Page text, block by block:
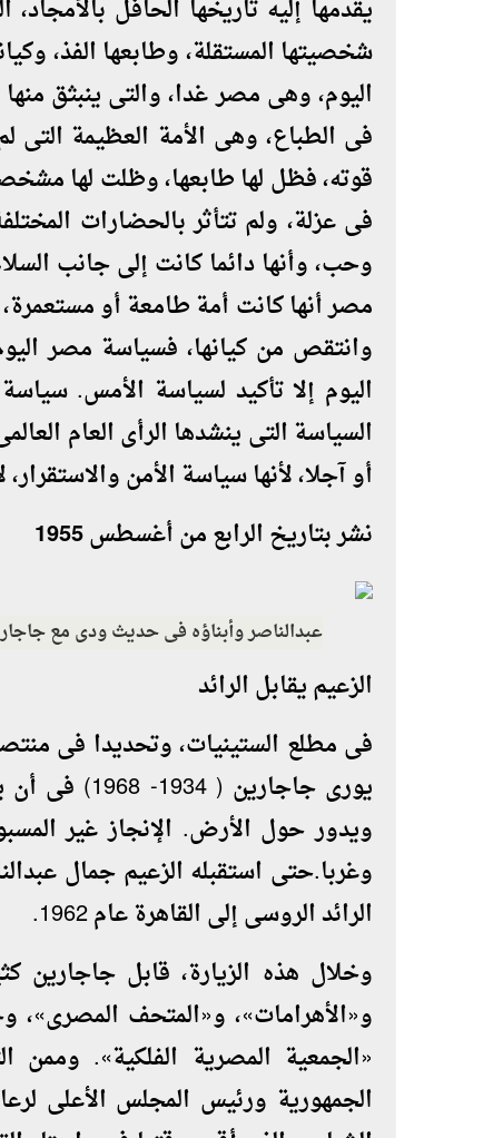
يقدمها إليه تاريخها الحافل
شخصيتها المستقلة، وطابعها الفذ،
اليوم، وهى مصر غدا، والتى ينبثق
فى الطباع، وهى الأمة العظيمة التى
قوته، فظل لها طابعها، وظلت لها
فى عزلة، ولم تتأثر بالحضارات
وحب، وأنها دائما كانت إلى جانب
مصر أنها كانت أمة طامعة أو
وانتقص من كيانها، فسياسة مصر
اليوم إلا تأكيد لسياسة الأمس. سياسة
السياسة التى ينشدها الرأى العام
أو آجلا، لأنها سياسة الأمن
نشر بتاريخ الرابع من أغسطس 1955
عبدالناصر وأبناؤه فى حديث ودى مع
الزعيم يقابل الرائد
يورى
ويدور حول الأرض. الإنجاز غير
وغربا.حتى استقبله الزعيم جمال
الرائد الروسى إلى القاهرة عام 1962.
وخلال هذه الزيارة، قابل جاجارين
و«الأهرامات»، و«المتحف
«الجمعية المصرية الفلكية».
الجمهورية ورئيس المجلس الأعلى